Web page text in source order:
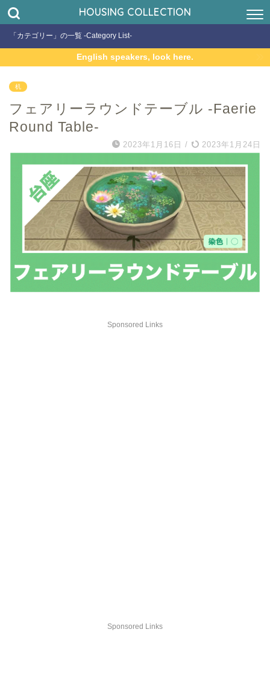
HOUSING COLLECTION
「カテゴリー」の一覧 -Category List-
English speakers, look here.
机
フェアリーラウンドテーブル -Faerie
Round Table-
2023年1月16日 / 2023年1月24日
Sponsored Links
Sponsored Links